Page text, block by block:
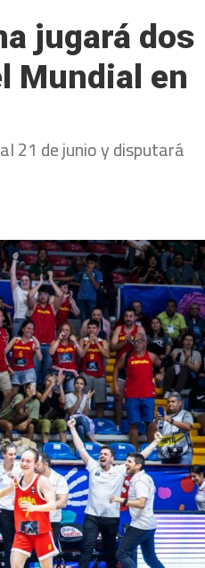
jugará dos
Mundial en
21 de junio y disputará